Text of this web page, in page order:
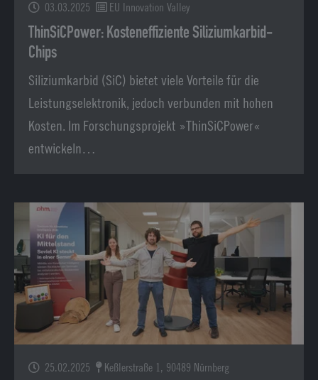
03.03.2025 EU Innovation Valley
ThinSiCPower: Kosteneffiziente Siliziumkarbid-
Chips
Siliziumkarbid (SiC) bietet viele Vorteile für die
Leistungselektronik, jedoch verbunden mit hohen
Kosten. Im Forschungsprojekt »ThinSiCPower«
entwickeln…
25.02.2025
Keßlerstraße 1, 90489 Nürnberg